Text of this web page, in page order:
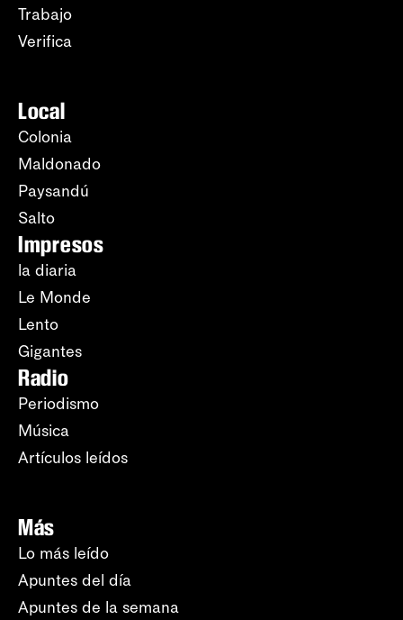
Trabajo
Verifica
Local
Colonia
Maldonado
Paysandú
Salto
Impresos
la diaria
Le Monde
Lento
Gigantes
Radio
Periodismo
Música
Artículos leídos
Más
Lo más leído
Apuntes del día
Apuntes de la semana